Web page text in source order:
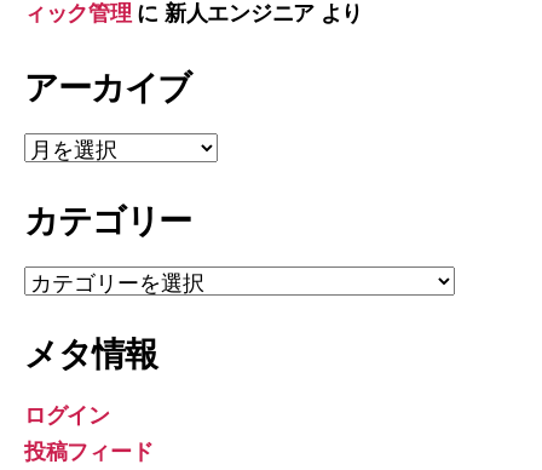
ィック管理 に 新人エンジニアより
アーカイブ
ア
ー
イ
カテゴリー
カ
テ
リ
メタ情報
ログイン
投稿フィード